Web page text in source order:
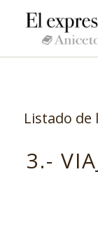
Listado de
3.-